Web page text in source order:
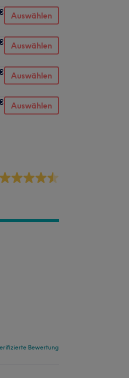
Auswählen
Auswählen
Auswählen
Auswählen
Bewertung